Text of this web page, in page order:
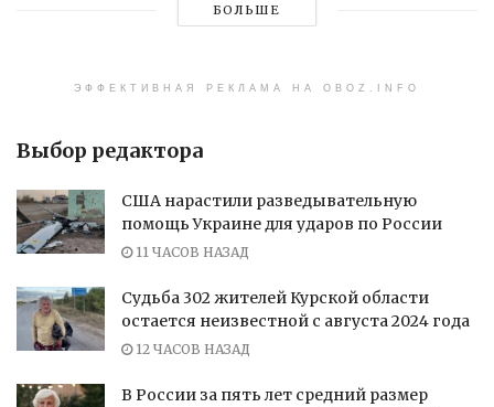
БОЛЬШЕ
ЭФФЕКТИВНАЯ РЕКЛАМА НА OBOZ.INFO
Выбор редактора
США нарастили разведывательную
помощь Украине для ударов по России
11 ЧАСОВ НАЗАД
Судьба 302 жителей Курской области
остается неизвестной с августа 2024 года
12 ЧАСОВ НАЗАД
В России за пять лет средний размер